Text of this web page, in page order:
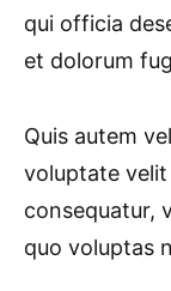
qui officia
et dolorum
Quis autem
voluptate velit
consequatur,
quo voluptas